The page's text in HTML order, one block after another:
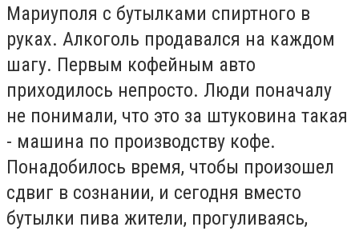
Мариуполя с бутылками спиртного в
руках. Алкоголь продавался на каждом
шагу. Первым кофейным авто
приходилось непросто. Люди поначалу
не понимали, что это за штуковина такая
- машина по производству кофе.
Понадобилось время, чтобы произошел
сдвиг в сознании, и сегодня вместо
бутылки пива жители, прогуливаясь,